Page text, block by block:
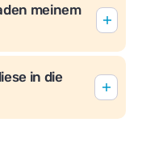
meinem
in die